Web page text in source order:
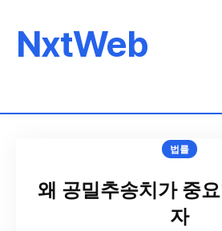
NxtWeb
법률
왜 공밀추송치가 중
자